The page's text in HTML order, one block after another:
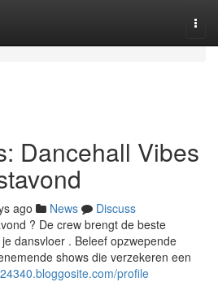
Dancehall Vibes
ago News
Discuss
? De crew brengt de beste
dansvloer . Beleef opzwepende
shows die verzekeren een
profile